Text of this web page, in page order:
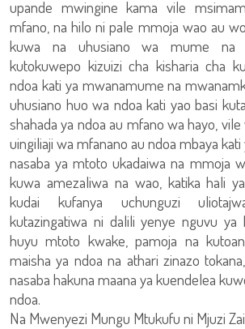
upande mwingine kama vile
mfano, na hilo ni pale mmoja wao au
kuwa na uhusiano wa mume na
kutokuwepo kizuizi cha kisharia cha
ndoa kati ya mwanamume na
uhusiano huo wa ndoa kati yao basi
shahada ya ndoa au mfano wa hayo,
uingiliaji wa mfanano au ndoa mbaya
nasaba ya mtoto ukadaiwa na mmoja
kuwa amezaliwa na wao, katika hali
kudai kufanya uchunguzi
kutazingatiwa ni dalili yenye nguvu ya
huyu mtoto kwake, pamoja na
maisha ya ndoa na athari zinazo
nasaba hakuna maana ya kuendelea
ndoa.
Na Mwenyezi Mungu Mtukufu ni Mjuzi